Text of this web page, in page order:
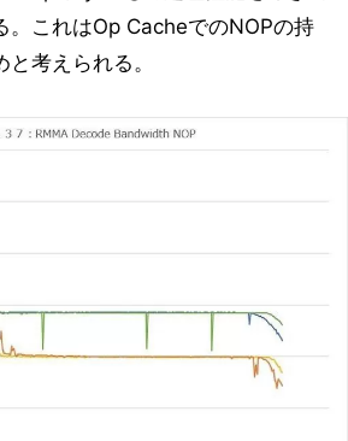
。これはOp CacheでのNOPの持
考えられる。